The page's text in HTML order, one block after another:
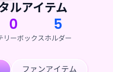
ルアイテム
0
リーボックス
5
ホルダー
ファンアイテム